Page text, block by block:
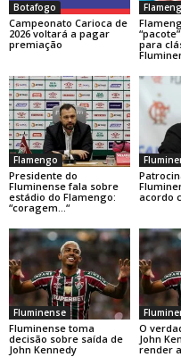
Botafogo
Campeonato Carioca de
2026 voltará a pagar
premiação
para
Flamengo
Presidente do
Fluminense fala sobre
estádio do Flamengo:
“coragem…“
acordo
Fluminense
Fluminense toma
decisão sobre saída de
John Kennedy
O
John
render